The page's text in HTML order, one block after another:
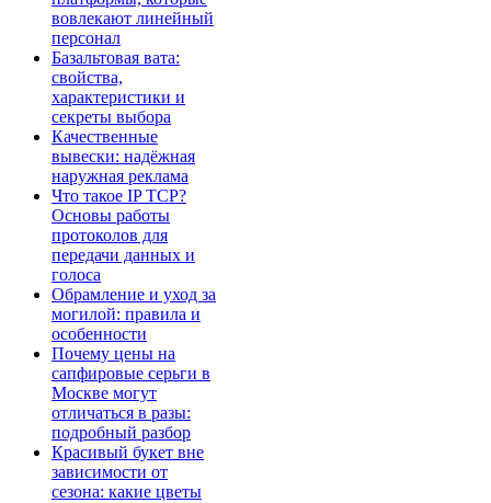
вовлекают линейный
персонал
Базальтовая вата:
свойства,
характеристики и
секреты выбора
Качественные
вывески: надёжная
наружная реклама
Что такое IP TCP?
Основы работы
протоколов для
передачи данных и
голоса
Обрамление и уход за
могилой: правила и
особенности
Почему цены на
сапфировые серьги в
Москве могут
отличаться в разы:
подробный разбор
Красивый букет вне
зависимости от
сезона: какие цветы